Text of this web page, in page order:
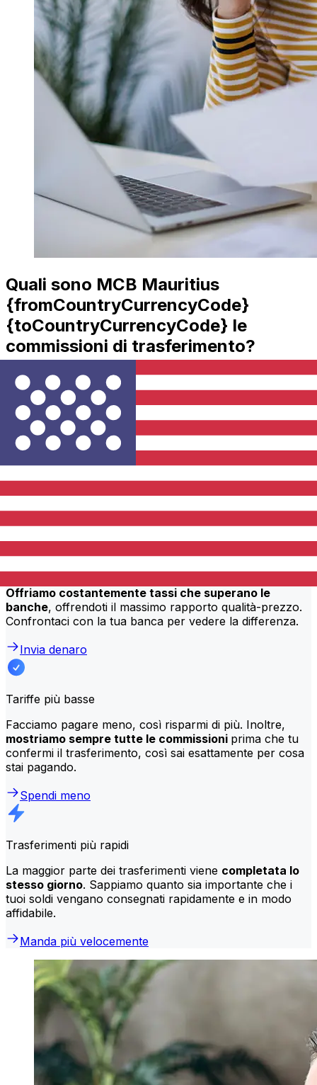
Quali sono MCB Mauritius
{fromCountryCurrencyCode}
{toCountryCurrencyCode} le
commissioni di trasferimento?
MCB Mauritius costi di trasferimento internazionale da
MUR a USD dipendono da fattori come l'importo del
trasferimento. Di solito, i trasferimenti più grandi
comportano commissioni più basse e tassi di cambio
migliori. Controlla la tabella di confronto per confrontare
le MCB Mauritius commissioni con Xe.
Perché trasferire con Xe invece che
con le banche tradizionali?
Tariffe migliori
Offriamo costantemente tassi che superano le
banche, offrendoti il massimo rapporto qualità-prezzo.
Confrontaci con la tua banca per vedere la differenza.
Invia denaro
Tariffe più basse
Facciamo pagare meno, così risparmi di più. Inoltre,
mostriamo sempre tutte le commissioni prima che tu
confermi il trasferimento, così sai esattamente per cosa
stai pagando.
Spendi meno
Trasferimenti più rapidi
La maggior parte dei trasferimenti viene completata lo
stesso giorno. Sappiamo quanto sia importante che i
tuoi soldi vengano consegnati rapidamente e in modo
affidabile.
Manda più velocemente